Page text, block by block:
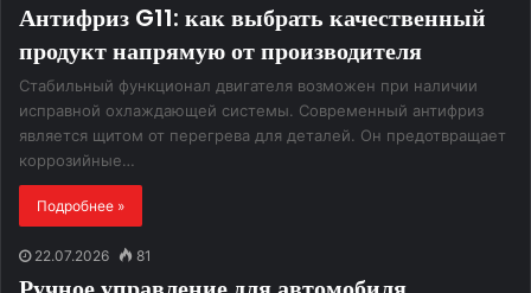
Антифриз G11: как выбрать качественный
продукт напрямую от производителя
Стабильный функционал двигателя возможен при наличии
исправной охлаждающей системы. Современный антифриз
является щитом от перегрева для деталей. Он предотвращает
коррозийные…
Подробнее »
22.07.2026 81